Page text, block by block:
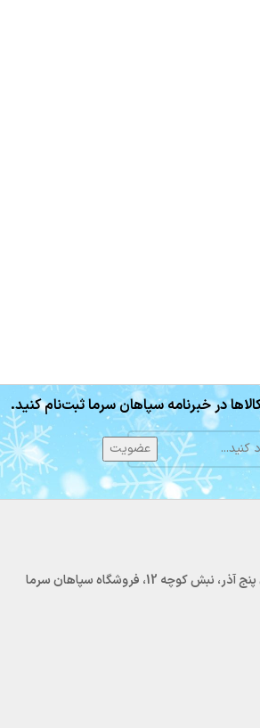
در خبرنامه سپاهان سرما ثبت‌نام کنید.
12، فروشگاه سپاهان سرما